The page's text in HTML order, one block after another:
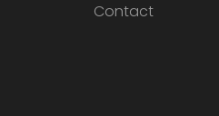
Contact